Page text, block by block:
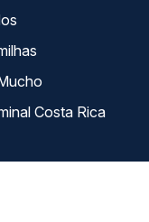
La terminal Costa Rica